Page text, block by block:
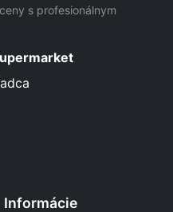
s profesionálnym
Informácie